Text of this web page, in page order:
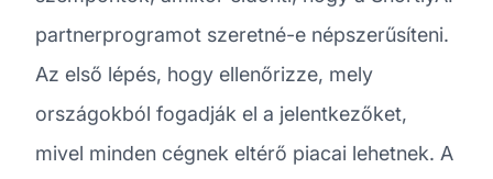
partnerprogramot szeretné-e népszerűsíteni.
Az első lépés, hogy ellenőrizze, mely
országokból fogadják el a jelentkezőket,
mivel minden cégnek eltérő piacai lehetnek. A